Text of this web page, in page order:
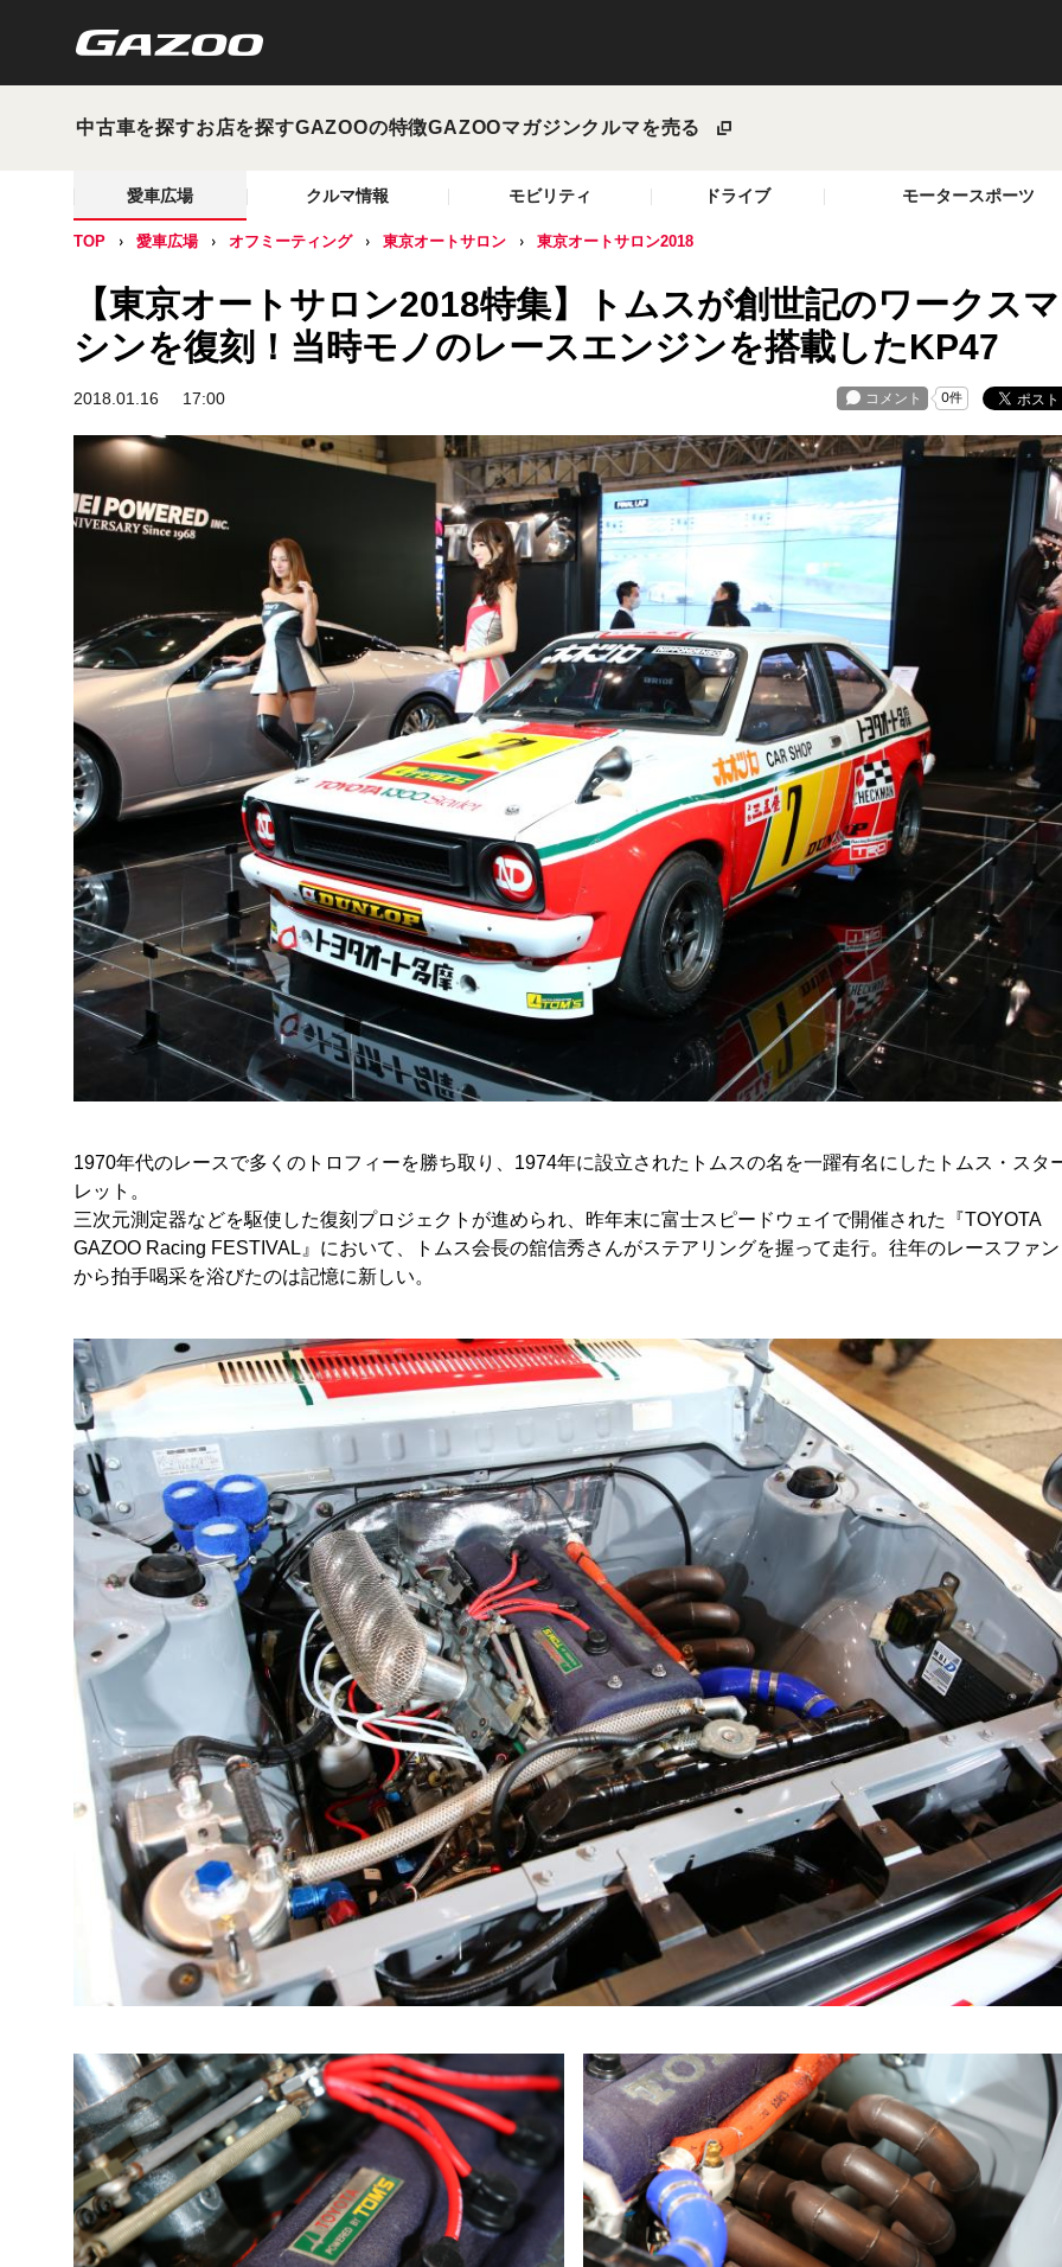
中古車を探すお店を探すGAZOOの特徴GAZOOマガジンクルマを売る
愛車広場 クルマ情報 モビリティ ドライブ モータースポーツ
TOP 愛車広場 オフミーティング 東京オートサロン 東京オートサロン2018
【東京オートサロン2018特集】トムスが創世記のワークスマ
シンを復刻！当時モノのレースエンジンを搭載したKP47
2018.01.16 17:00
1970年代のレースで多くのトロフィーを勝ち取り、1974年に設立されたトムスの名を一躍有名にしたトムス・スタ
レット。
三次元測定器などを駆使した復刻プロジェクトが進められ、昨年末に富士スピードウェイで開催された『TOYOTA
GAZOO Racing FESTIVAL』において、トムス会長の舘信秀さんがステアリングを握って走行。往年のレースファン
から拍手喝采を浴びたのは記憶に新しい。